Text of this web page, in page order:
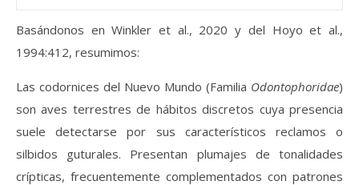
Basándonos en Winkler et al., 2020 y del Hoyo et al.,
1994:412, resumimos:
Las codornices del Nuevo Mundo (Familia Odontophoridae)
son aves terrestres de hábitos discretos cuya presencia
suele detectarse por sus característicos reclamos o
silbidos guturales. Presentan plumajes de tonalidades
crípticas, frecuentemente complementados con patrones